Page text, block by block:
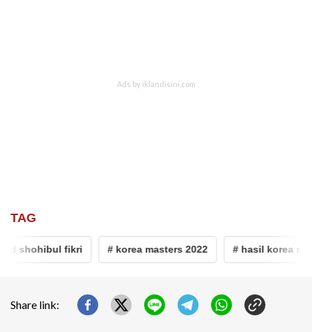
TAG
shohibul fikri # korea masters 2022 # hasil korea
Share link: